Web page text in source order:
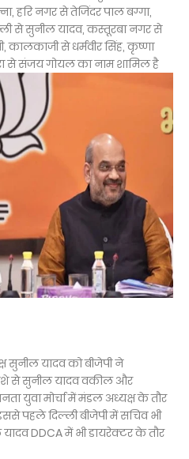
हरि नगर से तेजिंदर पाल बग्गा,
से सुनील यादव, कस्तूरबा नगर से
कालकाजी से धर्मवीर सिंह, कृष्णा
से संजय गोयल का नाम शामिल है
सुनील यादव को बीजेपी ने
से सुनील यादव वकील और
युवा मोर्चा में मंडल अध्यक्ष के तौर
पहले दिल्ली बीजेपी में सचिव भी
DDCA में भी डायरेक्टर के तौर